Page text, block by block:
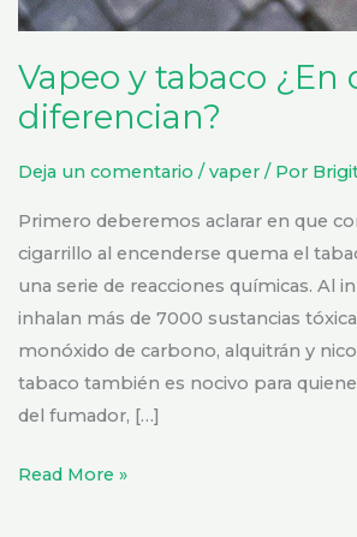
Vapeo y tabaco ¿En
diferencian?
Deja un comentario /vaper/ Por
Primero deberemos aclarar en que
cigarrillo al encenderse quema el
una serie de reacciones químicas. Al
inhalan más de 7000 sustancias
monóxido de carbono, alquitrán y
tabaco también es nocivo para
del fumador, […]
Read More »